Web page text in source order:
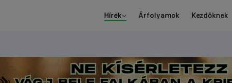
Hírek Árfolyamok Kezdőknek